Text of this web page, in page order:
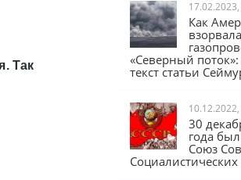
Так
17.02.2023,
Как
взорвала
«Северный
текст статьи
30
года
Союз